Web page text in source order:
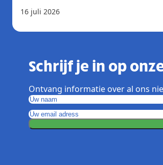
16 juli 2026
Schrijf je in op
Ontvang informatie over al ons